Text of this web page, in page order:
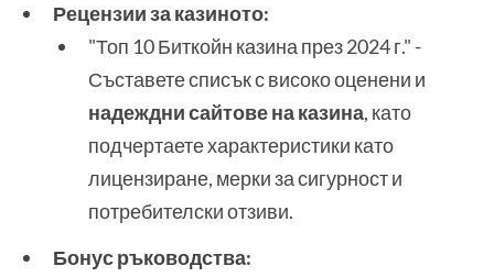
Рецензии за казиното:
"Топ 10 Биткойн казина през 2024 г." -
Съставете списък с високо оценени и
надеждни сайтове на казина, като
подчертаете характеристики като
лицензиране, мерки за сигурност и
потребителски отзиви.
Бонус ръководства: